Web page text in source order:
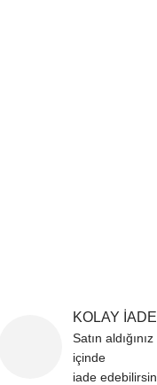
KOLAY İADE
Satın
içinde
iade